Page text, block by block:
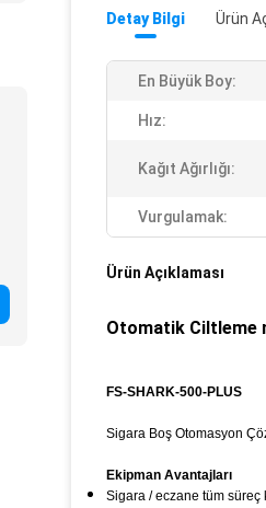
Detay Bilgi Ürün
En Büyük Boy:
Hız:
Kağıt Ağırlığı:
Vurgulamak:
Ürün Açıklaması
Otomatik Ciltleme
FS-SHARK-500-PLUS
Sigara Boş Otomasyon
Ekipman Avantajları
Sigara / eczane tüm süreç